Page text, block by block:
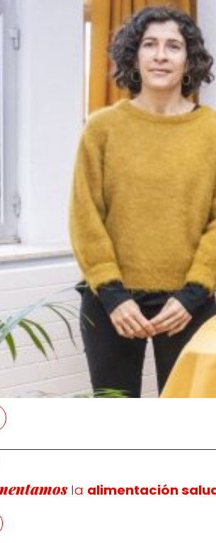
nuestro ADN: un viaje por la misión, la
por y para las personas. Descubre
de nuestra Fundación
EROSKI
la alimentación
es un proyecto
transformación en productos
dos formatos de
2010 por ASPACE Navarra